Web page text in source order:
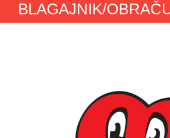
BLAGAJNIK/